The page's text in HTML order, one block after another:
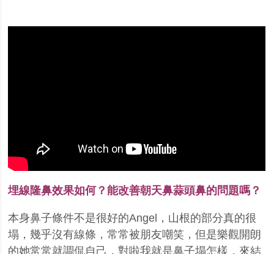
埋線隆鼻效果如何？能改善朝天鼻蒜頭鼻的問題嗎？
本身鼻子條件不是很好的Angel，山根的部分真的很
塌，幾乎沒有線條，常常被朋友嘲笑，但是樂觀開朗
的她常常就調侃自己，對啦我就是鼻子塌怎樣，來結